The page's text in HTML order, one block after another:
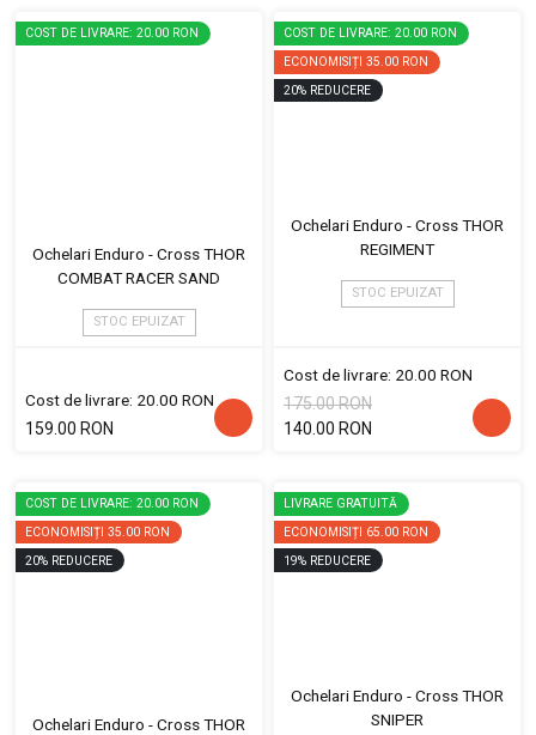
COST DE LIVRARE: 20.00 RON
Ochelari Enduro - Cross THOR
COMBAT RACER SAND
STOC EPUIZAT
Cost de livrare: 20.00 RON
159.00 RON
COST DE LIVRARE: 20.00 RON
ECONOMISIȚI 35.00 RON
20% REDUCERE
Ochelari Enduro - Cross THOR
REGIMENT
STOC EPUIZAT
Cost de livrare: 20.00 RON
175.00 RON
140.00 RON
COST DE LIVRARE: 20.00 RON
ECONOMISIȚI 35.00 RON
20% REDUCERE
Ochelari Enduro - Cross THOR
LIVRARE GRATUITĂ
ECONOMISIȚI 65.00 RON
19% REDUCERE
Ochelari Enduro - Cross THOR
SNIPER